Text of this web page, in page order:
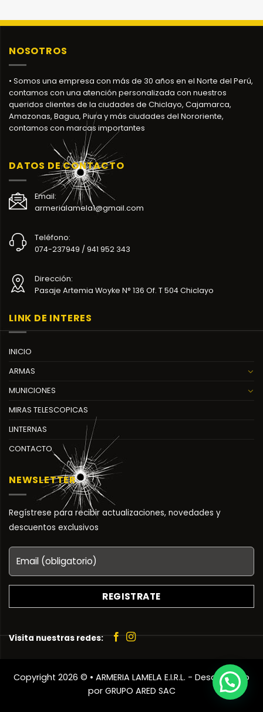
NOSOTROS
• Somos una empresa con más de 30 años en el Norte del Perú,
contamos con una atención personalizada con nuestros
queridos clientes de la ciudades de Chiclayo, Cajamarca,
Amazonas, Bagua, Piura y más ciudades del Nororiente,
contamos con marcas importantes
DATOS DE CONTACTO
Email:
armerialamela1@gmail.com
Teléfono:
074-237949 / 941 952 343
Dirección:
Pasaje Artemia Woyke N° 136 Of. T 504 Chiclayo
LINK DE INTERES
INICIO
ARMAS
MUNICIONES
MIRAS TELESCOPICAS
LINTERNAS
CONTACTO
NEWSLETTER
Regístrese para recibir actualizaciones, novedades y
descuentos exclusivos
Visita nuestras redes:
Copyright 2026 © • ARMERIA LAMELA E.I.R.L. - Desarrollado
por GRUPO ARED SAC